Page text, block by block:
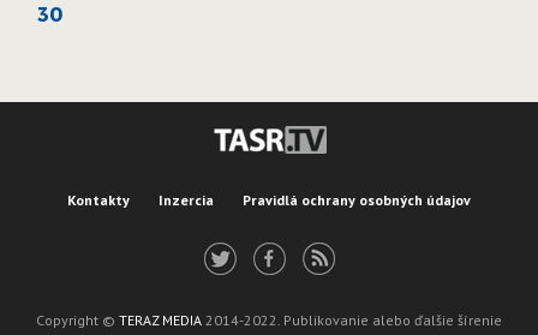
30
Kontakty Inzercia Pravidlá ochrany osobných údajov
Copyright © TERAZ MEDIA 2014-2022. Publikovanie alebo ďalšie šírenie